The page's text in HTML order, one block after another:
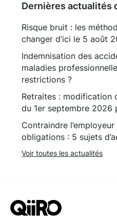
Dernières actualités
Risque bruit : les
changer d’ici le 5 août
Indemnisation des
maladies
restrictions ?
Retraites : modification
du 1er septembre 2026
Contraindre
obligations : 5 sujets
Voir toutes les actualités